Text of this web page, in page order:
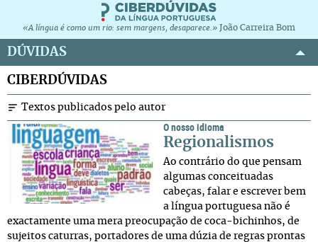
«A língua é como um rio: sem margens, desaparece.» João Carreira Bom
DÚVIDAS
CIBERDÚVIDAS
Textos publicados pelo autor
O nosso idioma
Regionalismos
Ao contrário do que pensam
algumas conceituadas
cabeças, falar e escrever bem
a língua portuguesa não é
exactamente uma mera preocupação de coca-bichinhos, de
sujeitos caturras, portadores de uma dúzia de regras prontas